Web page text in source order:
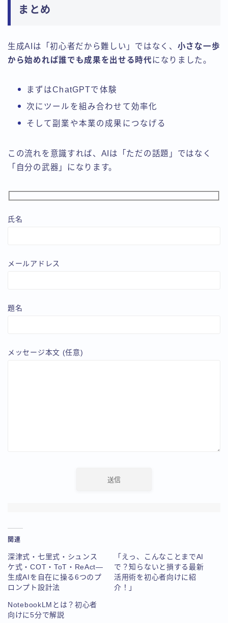
まとめ
生成AIは「初心者だから難しい」ではなく、 小さな一歩
から始めれば誰でも成果を出せる時代 になりました。
まずはChatGPTで体験
次にツールを組み合わせて効率化
そして副業や本業の成果につなげる
この流れを意識すれば、AIは「ただの話題」ではなく
「自分の武器」になります。
氏名
メールアドレス
題名
メッセージ本文 (任意)
関連
深津式・七里式・シュンス
ケ式・COT・ToT・ReAct—
生成AIを自在に操る6つのプ
ロンプト設計法
「えっ、こんなことまでAI
で？知らないと損する最新
活用術を初心者向けに紹
介！」
NotebookLMとは？初心者
向けに5分で解説